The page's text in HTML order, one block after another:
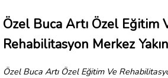
Özel Buca Artı Özel Eğitim
Rehabilitasyon Merkez
Özel Buca Artı Özel Eğitim Ve